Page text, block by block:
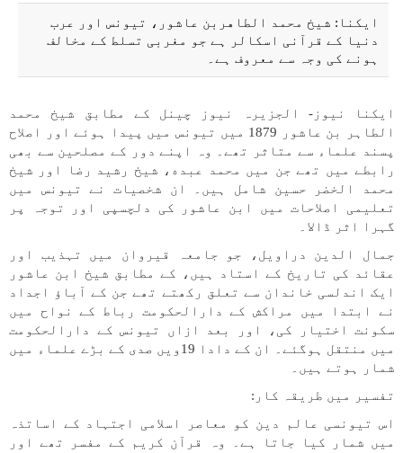
ایکنا: شیخ محمد الطاهربن عاشور، تیونس اور عرب
دنیا کے قرآنی اسکالر ہے جو مغربی تسلط کے مخالف
ہونے کی وجہ سے معروف ہے۔
ایکنا نیوز- الجزیرہ نیوز چینل کے مطابق شیخ محمد
الطاہر بن عاشور 1879 میں تیونس میں پیدا ہوئے اور اصلاح
پسند علماء سے متاثر تھے۔ وہ اپنے دور کے مصلحین سے بھی
رابطے میں تھے جن میں محمد عبده، شیخ رشید رضا اور شیخ
محمد الخضر حسین شامل ہیں۔ ان شخصیات نے تیونس میں
تعلیمی اصلاحات میں ابن عاشور کی دلچسپی اور توجہ پر
گہرا اثر ڈالا۔
جمال الدین دراویل، جو جامعہ قیروان میں تہذیب اور
عقائد کی تاریخ کے استاد ہیں، کے مطابق شیخ ابن عاشور
ایک اندلسی خاندان سے تعلق رکھتے تھے جن کے آباؤ اجداد
نے ابتدا میں مراکش کے دارالحکومت رباط کے نواح میں
سکونت اختیار کی، اور بعد ازاں تیونس کے دارالحکومت
میں منتقل ہوگئے۔ ان کے دادا 19ویں صدی کے بڑے علماء میں
شمار ہوتے ہیں۔
تفسیر میں طریقہ کار:
اس تیونسی عالم دین کو معاصر اسلامی اجتہاد کے اساتذہ
میں شمار کیا جاتا ہے۔ وہ قرآن کریم کے مفسر تھے اور